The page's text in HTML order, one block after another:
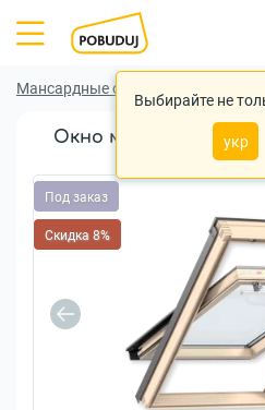
Выбирайте не
укр
Мансардные окна
Окно мансардное
Под заказ
Скидка 8%